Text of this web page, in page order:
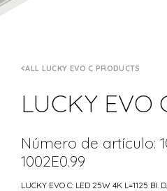
ALL LUCKY EVO C PRODUCTS
LUCKY EVO
Número de artículo:
1002E0.99
LUCKY EVO C: LED 25W 4K L=1125 BI.